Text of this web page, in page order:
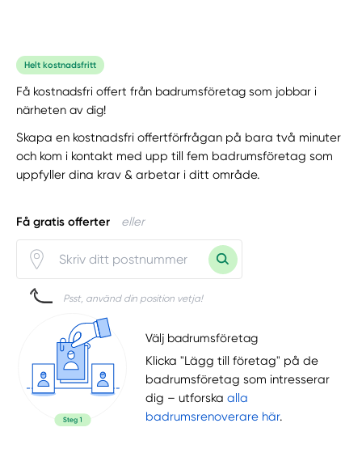
Helt kostnadsfritt
Få kostnadsfri offert från badrumsföretag som jobbar i
närheten av dig!
Skapa en kostnadsfri offertförfrågan på bara två minuter
och kom i kontakt med upp till fem badrumsföretag som
uppfyller dina krav & arbetar i ditt område.
Få gratis offerter eller
Psst, använd din position vetja!
Välj badrumsföretag
Klicka "Lägg till företag" på de
badrumsföretag som intresserar
dig – utforskaalla
badrumsrenoverare här.